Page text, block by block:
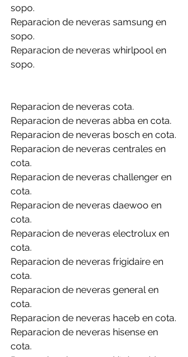
sopo.
Reparacion de neveras samsung en
sopo.
Reparacion de neveras whirlpool en
sopo.
Reparacion de neveras cota.
Reparacion de neveras abba en cota.
Reparacion de neveras bosch en cota.
Reparacion de neveras centrales en
cota.
Reparacion de neveras challenger en
cota.
Reparacion de neveras daewoo en
cota.
Reparacion de neveras electrolux en
cota.
Reparacion de neveras frigidaire en
cota.
Reparacion de neveras general en
cota.
Reparacion de neveras haceb en cota.
Reparacion de neveras hisense en
cota.